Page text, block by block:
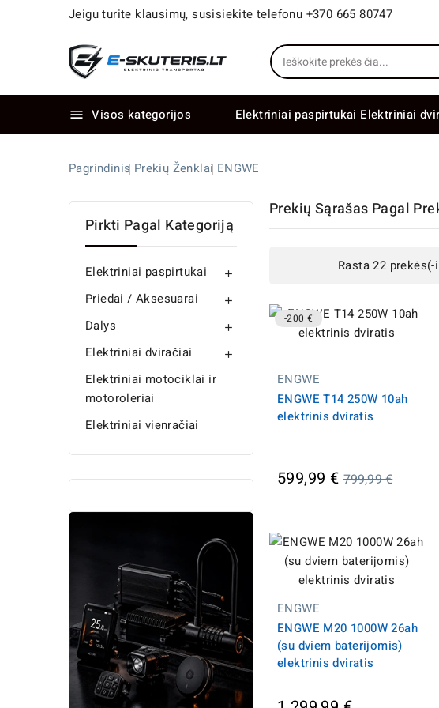
Jeigu turite klausimų, susisiekite telefonu +370 665 80747
 Visos kategorijos Elektriniai paspirtukai Elektriniai
Pagrindinis Prekių Ženklai ENGWE
Pirkti Pagal Kategoriją
Elektriniai paspirtukai 
Priedai / Aksesuarai 
Dalys 
Elektriniai dviračiai 
Elektriniai motociklai ir
motoroleriai
Elektriniai vienračiai
Prekių Sąrašas Pagal
Rasta 22 prekės(-
-200 €
ENGWE
ENGWE T14 250W 10ah
elektrinis dviratis
599,99 €Įprasta
799,99 €
ENGWE
ENGWE M20 1000W 26ah
(su dviem baterijomis)
elektrinis dviratis